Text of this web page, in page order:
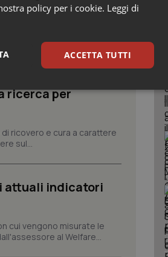
ricerca per
ricovero e cura a carattere
sul...
attuali indicatori
cui vengono misurate le
al Welfare...
policy per i cookie. Leggi di
ACCETTA TUTTI
Marketing
di base quali la navigazione sulle pagine
senza questi cookie.